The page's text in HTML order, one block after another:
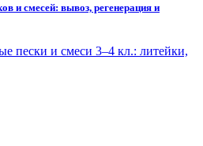
и смесей: вывоз, регенерация и
пески и смеси 3–4 кл.: литейки,